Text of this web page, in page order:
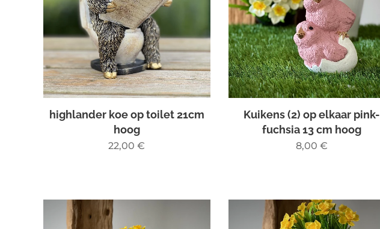
highlander koe op toilet 21cm
hoog
22,00 €
Kuikens (2) op elkaar pink-
fuchsia 13 cm hoog
8,00 €